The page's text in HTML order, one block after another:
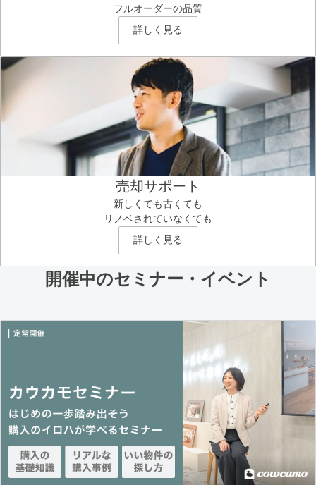
フルオーダーの品質
詳しく見る
売却サポート
新しくても古くても
リノベされていなくても
詳しく見る
開催中のセミナー・イベント